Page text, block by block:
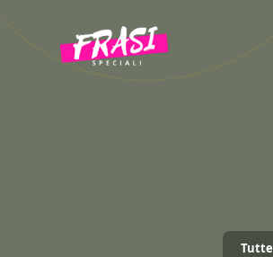
contenuto
Tutte